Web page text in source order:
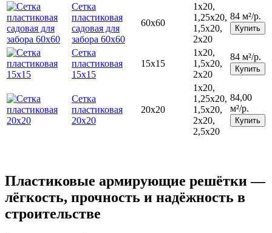
Сетка
пластиковая
садовая для
забора 60х60
60х60
1х20,
1,25х20,
1,5х20,
2х20
84 м²/р.
Купить
Сетка
пластиковая
15х15
15х15
1х20,
1,5х20,
2х20
84 м²/р.
Купить
Сетка
пластиковая
20х20
20х20
1х20,
1,25х20,
1,5х20,
2х20,
2,5х20
84,00
м²/р.
Купить
Пластиковые армирующие решётки —
лёгкость, прочность и надёжность в
строительстве